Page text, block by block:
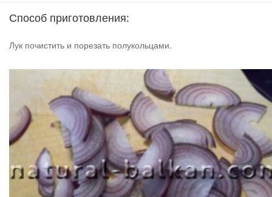
Способ приготовления:
Лук почистить и порезать полукольцами.